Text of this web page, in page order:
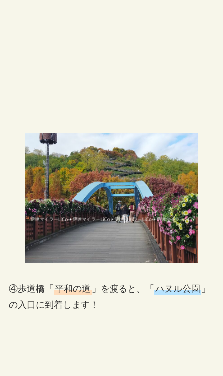
④歩道橋「 平和の道」を渡ると、「 ハヌル公園」
の入口に到着します！